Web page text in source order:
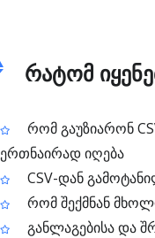
რატომ
რომ გაუზიარონ
ერთნაირად იღება
CSV-დან
რომ შექმნან
განლაგებისა და